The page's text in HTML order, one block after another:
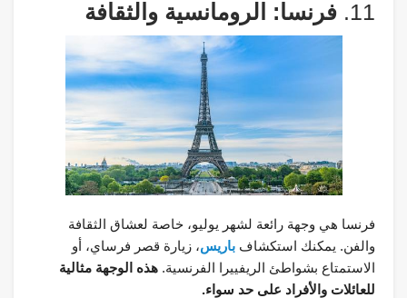
11. فرنسا: الرومانسية والثقافة
فرنسا هي وجهة رائعة لشهر يوليو، خاصة لعشاق الثقافة
والفن. يمكنك استكشاف باريس، زيارة قصر فرساي، أو
الاستمتاع بشواطئ الريفييرا الفرنسية. هذه الوجهة مثالية
للعائلات والأفراد على حد سواء.